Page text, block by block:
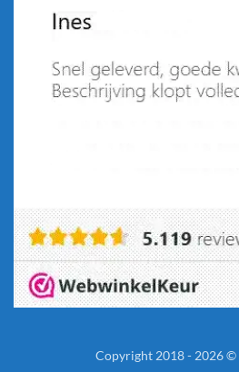
Copyright 2018 - 2026 ©